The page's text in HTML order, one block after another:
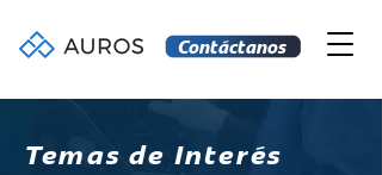
Contáctanos
Temas de Interés